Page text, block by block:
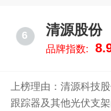
6 清源股份
品牌指数:
上榜理由：清源科技
跟踪器及其他光伏支